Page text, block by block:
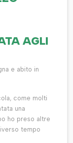
AGLI
e abito in
come molti
una
ho preso altre
tempo